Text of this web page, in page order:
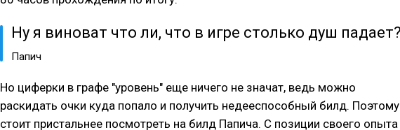
Ну я виноват что ли, что в игре столько душ
Папич
Но циферки в графе "уровень" еще ничего не значат, ведь можно
раскидать очки куда попало и получить недееспособный билд. Поэтому
стоит пристальнее посмотреть на билд Папича. С позиции своего опыта